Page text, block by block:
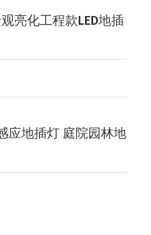
亮化工程款LED地插
应地插灯 庭院园林地